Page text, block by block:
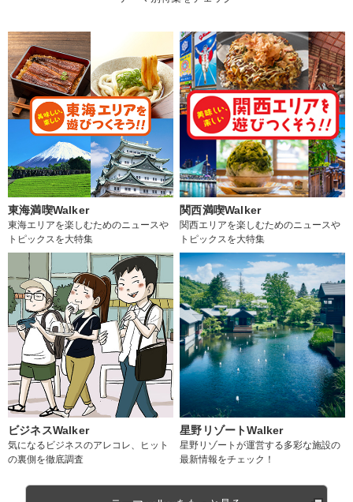
東海満喫Walker
東海エリアを楽しむためのニュースや
トピックスを大特集
関西満喫Walker
関西エリアを楽しむためのニュースや
トピックスを大特集
ビジネスWalker
気になるビジネスのアレコレ、ヒット
の裏側を徹底調査
星野リゾートWalker
星野リゾートが運営する多彩な施設の
最新情報をチェック！